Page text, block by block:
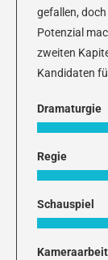
gefallen,
Potenzial
zweiten
Kandidaten
Dramaturgie
Regie
Schauspiel
Kameraarbeit